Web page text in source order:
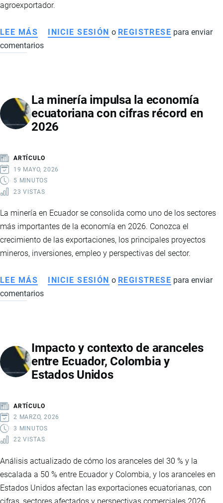
agroexportador.
LEE MÁS SOBRE
EL
IMPULSO
TRAS
EL
CAÍDA
DE
PRECIOS
INICIE SESIÓN o REGISTRESE para enviar
comentarios
La minería impulsa la economía
ecuatoriana con cifras récord en
2026
ARTÍCULO
19 MAYO, 2026
5 MINUTOS
23 VISTAS
La minería en Ecuador se consolida como uno de los sectores
más importantes de la economía en 2026. Conozca el
crecimiento de las exportaciones, los principales proyectos
mineros, inversiones, empleo y perspectivas del sector.
LEE MÁS SOBRE
LA
ECONOMÍA
ECUATORIANA
CON
EN
2026
INICIE SESIÓN o REGISTRESE para enviar
comentarios
Impacto y contexto de aranceles
entre Ecuador, Colombia y
Estados Unidos
ARTÍCULO
2 MARZO, 2026
3 MINUTOS
22 VISTAS
Análisis actualizado de cómo los aranceles del 30 % y la
escalada a 50 % entre Ecuador y Colombia, y los aranceles en
Estados Unidos afectan las exportaciones ecuatorianas, con
cifras, sectores afectados y perspectivas comerciales 2026.